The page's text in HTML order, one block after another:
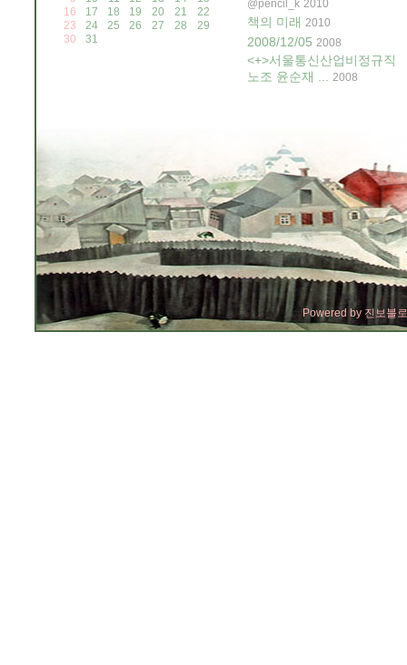
16
17 18 19 20 21
22
23
24 25 26 27 28
29
30
31
@pencil_k 2010
책의 미래 2010
2008/12/05 2008
<+>서울통신산업비정규직
노조 윤순재 ...
2008
Powered by 진보블